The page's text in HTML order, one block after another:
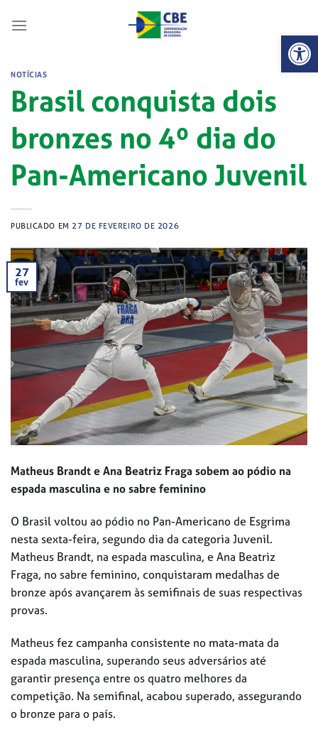
Abrir
NOTÍCIAS
Brasil conquista dois
bronzes no 4º dia do
Pan-Americano Juvenil
PUBLICADO EM 27 DE FEVEREIRO DE 2026
27
fev
Matheus Brandt e Ana Beatriz Fraga sobem ao pódio na
espada masculina e no sabre feminino
O Brasil voltou ao pódio no Pan-Americano de Esgrima
nesta sexta-feira, segundo dia da categoria Juvenil.
Matheus Brandt, na espada masculina, e Ana Beatriz
Fraga, no sabre feminino, conquistaram medalhas de
bronze após avançarem às semifinais de suas respectivas
provas.
Matheus fez campanha consistente no mata-mata da
espada masculina, superando seus adversários até
garantir presença entre os quatro melhores da
competição. Na semifinal, acabou superado, assegurando
o bronze para o país.